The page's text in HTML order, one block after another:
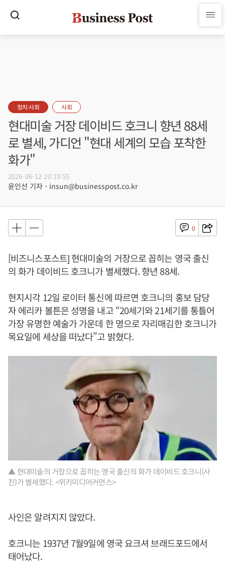
정치·사회 사회
현대미술 거장 데이비드 호크니 향년 88세
로 별세, 가디언 "현대 세계의 모습 포착한
화가"
2026-06-12 20:19:55
윤인선 기자 - insun@businesspost.co.kr
0
[비즈니스포스트] 현대미술의 거장으로 꼽히는 영국 출신
의 화가 데이비드 호크니가 별세했다. 향년 88세.
현지시각 12일 로이터 통신에 따르면 호크니의 홍보 담당
자 에리카 볼튼은 성명을 내고 “20세기와 21세기를 통틀어
가장 유명한 예술가 가운데 한 명으로 자리매김한 호크니가
목요일에 세상을 떠났다”고 밝혔다.
▲ 현대미술의 거장으로 꼽히는 영국 출신의 화가 데이비드 호크니(사
진)가 별세했다. <위키미디어커먼스>
사인은 알려지지 않았다.
호크니는 1937년 7월9일에 영국 요크셔 브래드포드에서
태어났다.